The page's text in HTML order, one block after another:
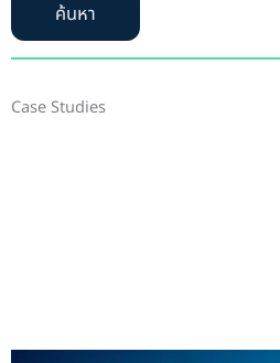
ค้นหา
Case Studies